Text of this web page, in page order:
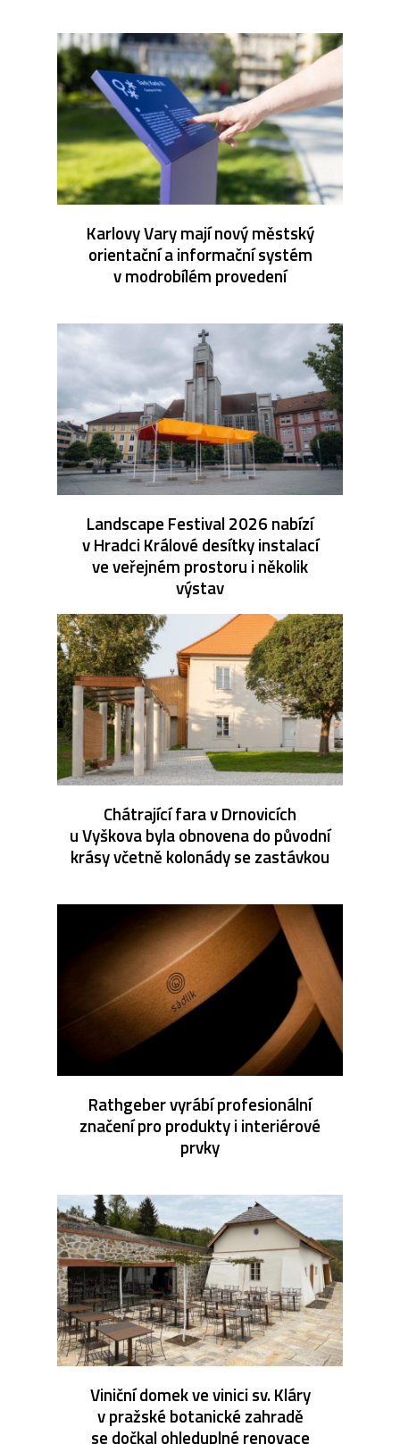
Karlovy Vary mají nový městský
orientační a informační systém
v modrobílém provedení
Landscape Festival 2026 nabízí
v Hradci Králové desítky instalací
ve veřejném prostoru i několik
výstav
Chátrající fara v Drnovicích
u Vyškova byla obnovena do původní
krásy včetně kolonády se zastávkou
Rathgeber vyrábí profesionální
značení pro produkty i interiérové
prvky
Viniční domek ve vinici sv. Kláry
v pražské botanické zahradě
se dočkal ohleduplné renovace